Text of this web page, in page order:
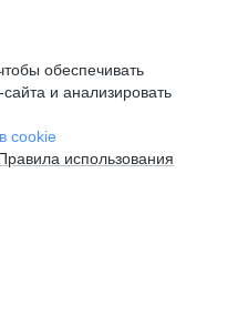
обеспечивать
и анализировать
cookie
использования